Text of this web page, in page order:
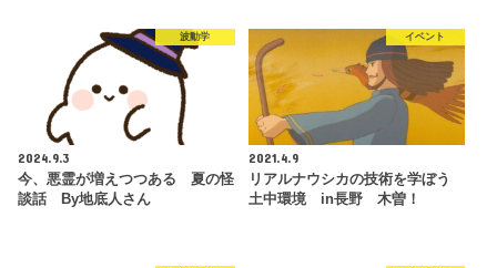
波動学
2024.9.3
今、悪霊が増えつつある 夏の怪
談話 By地底人さん
イベント
2021.4.9
リアルナウシカの技術を学ぼう
土中環境 in長野 木曽！